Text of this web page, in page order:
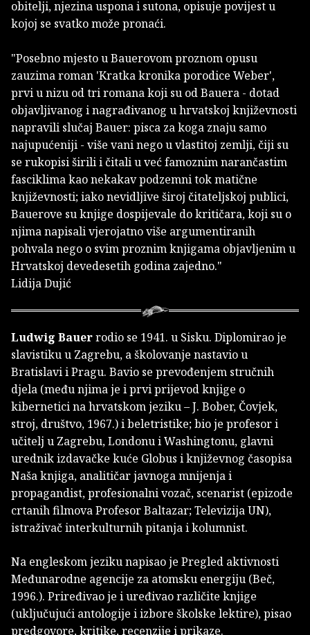
obitelji, njezina uspona i sutona, opisuje povijest u
kojoj se svatko može pronaći.
"Posebno mjesto u Bauerovom proznom opusu
zauzima roman 'Kratka kronika porodice Weber',
prvi u nizu od tri romana koji su od Bauera - dotad
objavljivanog i nagrađivanog u hrvatskoj književnosti
napravili slučaj Bauer: pisca za koga znaju samo
najupućeniji - više vani nego u vlastitoj zemlji, čiji su
se rukopisi širili i čitali u već famoznim narančastim
fasciklima kao nekakav podzemni tok matične
književnosti; iako nevidljive široj čitateljskoj publici,
Bauerove su knjige dospijevale do kritičara, koji su o
njima napisali vjerojatno više argumentiranih
pohvala nego o svim proznim knjigama objavljenim u
Hrvatskoj devedesetih godina zajedno."
Lidija Dujić
Ludwig Bauerrodio se 1941. u Sisku. Diplomirao je
slavistiku u Zagrebu, a školovanje nastavio u
Bratislavi i Pragu. Bavio se prevođenjem stručnih
djela (među njima je i prvi prijevod knjige o
kibernetici na hrvatskom jeziku – J. Bober, Čovjek,
stroj, društvo, 1967.) i beletristike; bio je profesor i
učitelj u Zagrebu, Londonu i Washingtonu, glavni
urednik izdavačke kuće Globus i književnog časopisa
Naša knjiga, analitičar javnoga mnijenja i
propagandist, profesionalni vozač, scenarist (epizode
crtanih filmova Profesor Baltazar; Televizija UN),
istraživač interkulturnih pitanja i kolumnist.
Na engleskom jeziku napisao je Pregled aktivnosti
Međunarodne agencije za atomsku energiju (Beč,
1996.). Priređivao je i uređivao različite knjige
(uključujući antologije i izbore školske lektire), pisao
predgovore, kritike, recenzije i prikaze.